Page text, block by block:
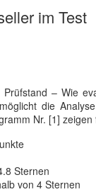
im Test
– Wie
die
Nr. [1]
Sternen
von 4 Sternen